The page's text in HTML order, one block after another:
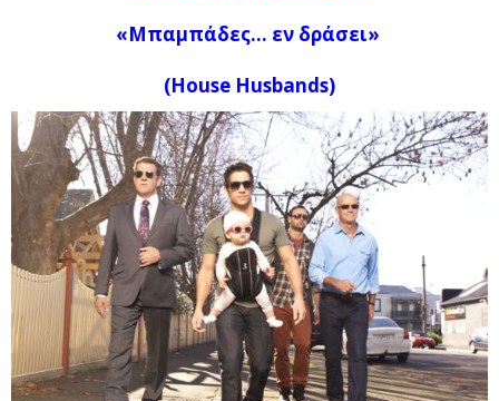
«Μπαμπάδες… εν δράσει»
(House Husbands)